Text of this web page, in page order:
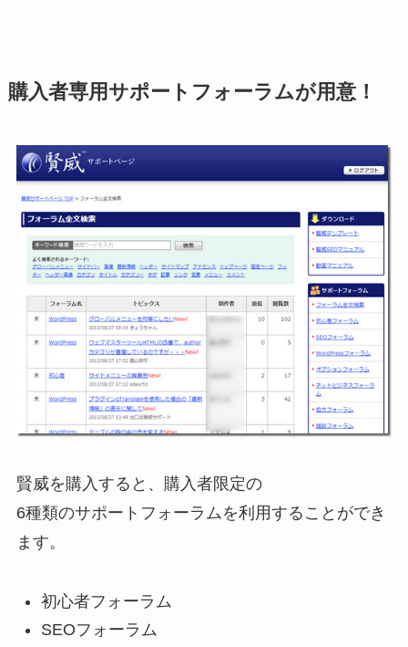
購入者専用サポートフォーラムが用意！
賢威を購入すると、購入者限定の
6種類のサポートフォーラムを利用することができ
ます。
初心者フォーラム
SEOフォーラム